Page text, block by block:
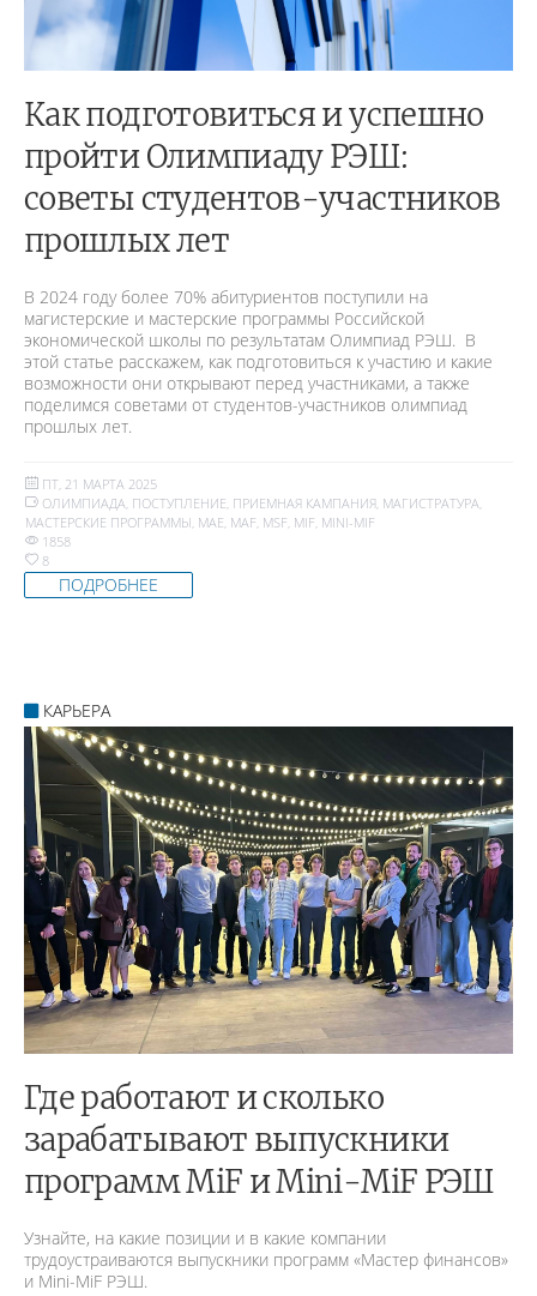
Как подготовиться и успешно
пройти Олимпиаду РЭШ:
советы студентов-участников
прошлых лет
В 2024 году более 70% абитуриентов поступили на
магистерские и мастерские программы Российской
экономической школы по результатам Олимпиад РЭШ. В
этой статье расскажем, как подготовиться к участию и какие
возможности они открывают перед участниками, а также
поделимся советами от студентов-участников олимпиад
прошлых лет.
ПТ, 21 МАРТА 2025
ОЛИМПИАДА, ПОСТУПЛЕНИЕ, ПРИЕМНАЯ КАМПАНИЯ, МАГИСТРАТУРА,
МАСТЕРСКИЕ ПРОГРАММЫ, MAE, MAF, MSF, MIF, MINI-MIF
1858
8
ПОДРОБНЕЕ
КАРЬЕРА
Где работают и сколько
зарабатывают выпускники
программ MiF и Mini-MiF РЭШ
Узнайте, на какие позиции и в какие компании
трудоустраиваются выпускники программ «Мастер финансов»
и Mini-MiF РЭШ.